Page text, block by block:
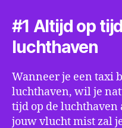
#1 Altijd op
luchthaven
Wanneer je een taxi
luchthaven, wil je
tijd op de luchthaven
jouw vlucht mist zal